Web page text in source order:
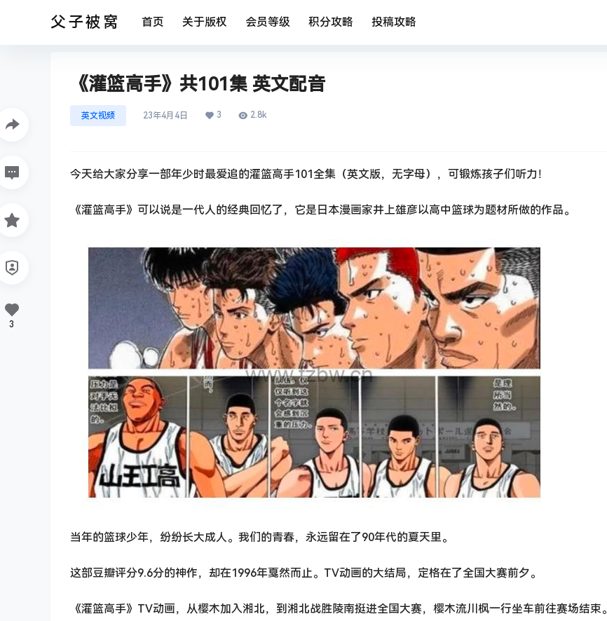
父子被窝 首页 关于版权 会员等级 积分攻略 投稿攻略
《灌篮高手》共101集 英文配音
英文视频 23年4月4日 3 2.8k
今天给大家分享一部年少时最爱追的灌篮高手101全集（英文版，无字母），可锻炼孩子们听力！
《灌篮高手》可以说是一代人的经典回忆了，它是日本漫画家井上雄彦以高中篮球为题材所做的作品。
当年的篮球少年，纷纷长大成人。我们的青春，永远留在了90年代的夏天里。
这部豆瓣评分9.6分的神作，却在1996年戛然而止。TV动画的大结局，定格在了全国大赛前夕。
《灌篮高手》TV动画，从樱木加入湘北，到湘北战胜陵南挺进全国大赛，樱木流川枫一行坐车前往赛场结束。
3